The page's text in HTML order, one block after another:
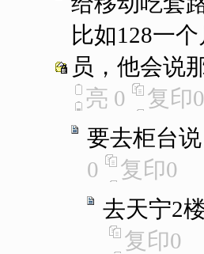
比如128一
员，他会说
亮 0 复印0
要去柜台
0
复印0
去天宁2
复印0